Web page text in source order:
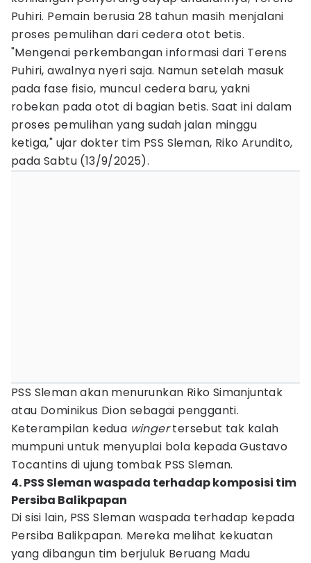
Puhiri. Pemain berusia 28 tahun masih menjalani
proses pemulihan dari cedera otot betis.
"Mengenai perkembangan informasi dari Terens
Puhiri, awalnya nyeri saja. Namun setelah masuk
pada fase fisio, muncul cedera baru, yakni
robekan pada otot di bagian betis. Saat ini dalam
proses pemulihan yang sudah jalan minggu
ketiga," ujar dokter tim PSS Sleman, Riko Arundito,
pada Sabtu (13/9/2025).
PSS Sleman akan menurunkan Riko Simanjuntak
atau Dominikus Dion sebagai pengganti.
Keterampilan kedua wingertersebut tak kalah
mumpuni untuk menyuplai bola kepada Gustavo
Tocantins di ujung tombak PSS Sleman.
4. PSS Sleman waspada terhadap komposisi tim
Persiba Balikpapan
Di sisi lain, PSS Sleman waspada terhadap kepada
Persiba Balikpapan. Mereka melihat kekuatan
yang dibangun tim berjuluk Beruang Madu